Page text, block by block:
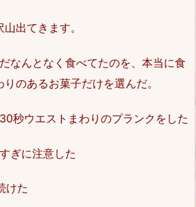
出てきます。
なんとなく食べてたのを、本当に食
のあるお菓子だけを選んだ。
秒ウエストまわりのプランクをした
ぎに注意した
けた